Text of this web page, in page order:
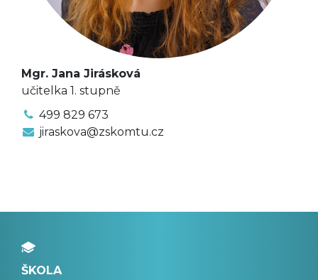
Mgr. Jana Jirásková
učitelka 1. stupně
499 829 673
jiraskova@zskomtu.cz
ŠKOLA